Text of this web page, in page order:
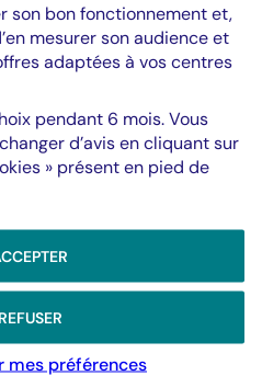
(« VNI ») est publiée sur
et disponible auprès de
financier en
clés doit être lu
amples informations,
financier ou votre
son bon fonctionnement et,
mesurer son audience et
adaptées à vos centres
pendant 6 mois. Vous
d’avis en cliquant sur
» présent en pied de
REFUSER
mes préférences